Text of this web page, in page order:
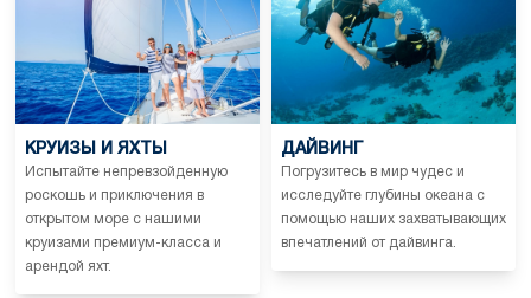
КРУИЗЫ И ЯХТЫ
Испытайте непревзойденную
роскошь и приключения в
открытом море с нашими
круизами премиум-класса и
арендой яхт.
ДАЙВИНГ
Погрузитесь в мир чудес и
исследуйте глубины океана с
помощью наших захватывающих
впечатлений от дайвинга.